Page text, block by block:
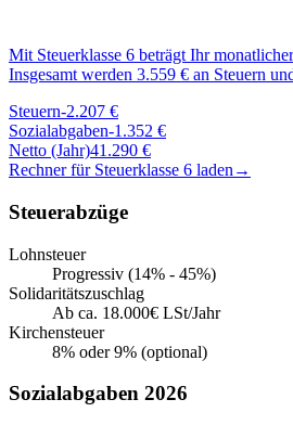
Mit Steuerklasse 6 beträgt Ihr
Insgesamt werden 3.559 € an Steuern
Steuern-2.207 €
Sozialabgaben-1.352 €
Netto (Jahr)41.290 €
Rechner für Steuerklasse 6 laden →
Steuerabzüge
Lohnsteuer
Progressiv (14% - 45%)
Solidaritätszuschlag
Ab ca. 18.000€ LSt/Jahr
Kirchensteuer
8% oder 9% (optional)
Sozialabgaben 2026